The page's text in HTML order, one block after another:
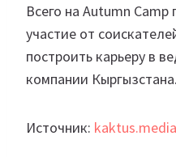
Всего на Autumn Camp
участие от
построить карьеру в
компании Кыргызстана.
Источник: kaktus.media